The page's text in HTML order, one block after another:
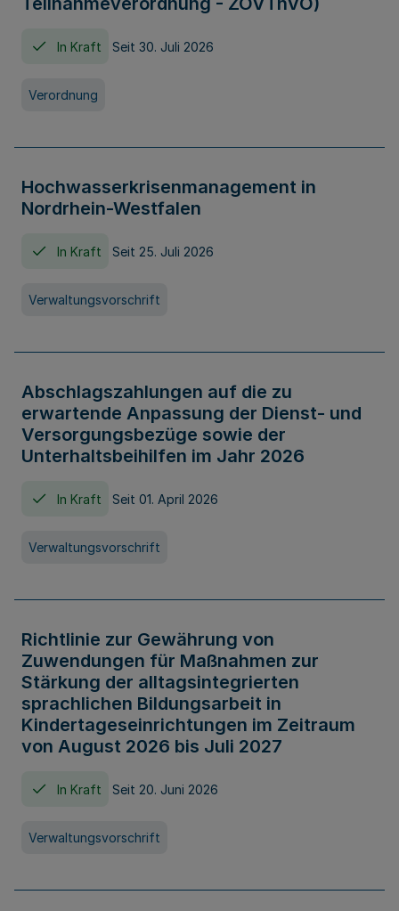
In Kraft Seit 30. Juli 2026
Verordnung
Hochwasserkrisenmanagement in
Nordrhein-Westfalen
In Kraft Seit 25. Juli 2026
Verwaltungsvorschrift
Abschlagszahlungen auf die zu
erwartende Anpassung der Dienst- und
Versorgungsbezüge sowie der
Unterhaltsbeihilfen im Jahr 2026
In Kraft Seit 01. April 2026
Verwaltungsvorschrift
Richtlinie zur Gewährung von
Zuwendungen für Maßnahmen zur
Stärkung der alltagsintegrierten
sprachlichen Bildungsarbeit in
Kindertageseinrichtungen im Zeitraum
von August 2026 bis Juli 2027
In Kraft Seit 20. Juni 2026
Verwaltungsvorschrift